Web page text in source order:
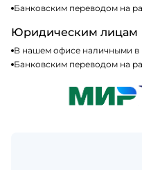
Банковским переводом на
Юридическим лицам
В нашем офисе наличными в
Банковским переводом на